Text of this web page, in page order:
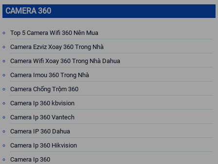
CAMERA 360
Top 5 Camera Wifi 360 Nên Mua
Camera Ezviz Xoay 360 Trong Nhà
Camera Wifi Xoay 360 Trong Nhà Dahua
Camera Imou 360 Trong Nhà
Camera Chống Trộm 360
Camera Ip 360 kbvision
Camera Ip 360 Vantech
Camera IP 360 Dahua
Camera Ip 360 Hikvision
Camera Ip 360